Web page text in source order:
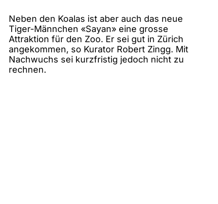
Neben den Koalas ist aber auch das neue
Tiger-Männchen «Sayan» eine grosse
Attraktion für den Zoo. Er sei gut in Zürich
angekommen, so Kurator Robert Zingg. Mit
Nachwuchs sei kurzfristig jedoch nicht zu
rechnen.